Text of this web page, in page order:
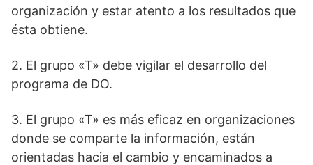
organización y estar atento a los resultados que
ésta obtiene.
2. El grupo «T» debe vigilar el desarrollo del
programa de DO.
3. El grupo «T» es más eficaz en organizaciones
donde se comparte la información, están
orientadas hacia el cambio y encaminados a